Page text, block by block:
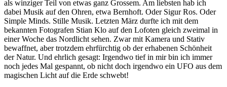
als winziger Teil von etwas ganz Grossem. Am liebsten hab ich
dabei Musik auf den Ohren, etwa Bernhoft. Oder Sigur Ros. Oder
Simple Minds. Stille Musik. Letzten März durfte ich mit dem
bekannten Fotografen Stian Klo auf den Lofoten gleich zweimal in
einer Woche das Nordlicht sehen. Zwar mit Kamera und Stativ
bewaffnet, aber trotzdem ehrfürchtig ob der erhabenen Schönheit
der Natur. Und ehrlich gesagt: Irgendwo tief in mir bin ich immer
noch jedes Mal gespannt, ob nicht doch irgendwo ein UFO aus dem
magischen Licht auf die Erde schwebt!